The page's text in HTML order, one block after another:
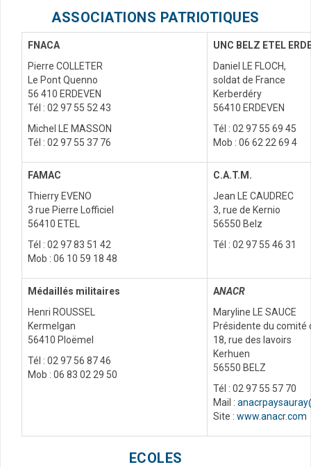
ASSOCIATIONS PATRIOTIQUES
FNACA
Pierre COLLETER
Le Pont Quenno
56 410 ERDEVEN
Tél : 02 97 55 52 43
Michel LE MASSON
Tél : 02 97 55 37 76
UNC BELZ ETEL
Daniel LE FLOCH,
soldat de France
Kerberdéry
56410 ERDEVEN
Tél : 02 97 55 69 45
Mob : 06 62 22 69 4
FAMAC
Thierry EVENO
3 rue Pierre Lofficiel
56410 ETEL
Tél : 02 97 83 51 42
Mob : 06 10 59 18 48
C.A.T.M.
Jean LE CAUDREC
3, rue de Kernio
56550 Belz
Tél : 02 97 55 46 31
Médaillés militaires
Henri ROUSSEL
Kermelgan
56410 Ploëmel
Tél : 02 97 56 87 46
Mob : 06 83 02 29 50
ANACR
Maryline LE SAUCE
Présidente du comité
18, rue des lavoirs
Kerhuen
56550 BELZ
Tél : 02 97 55 57 70
Mail :
Site : www.anacr.com
ECOLES